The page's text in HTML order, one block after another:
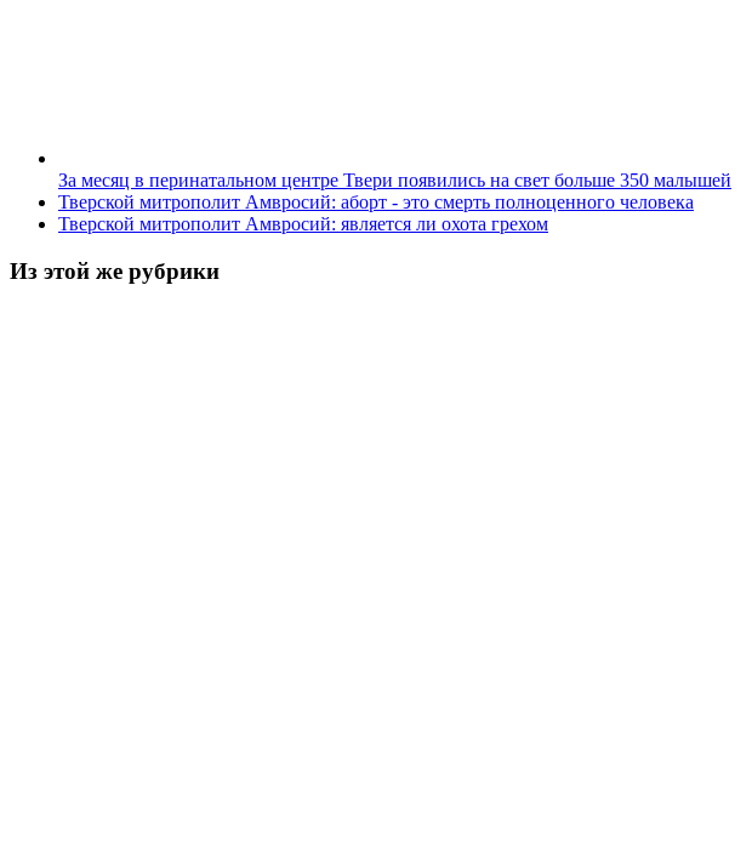
За месяц в перинатальном центре Твери появились на свет больше 350 малышей
Тверской митрополит Амвросий: аборт - это смерть полноценного человека
Тверской митрополит Амвросий: является ли охота грехом
Из этой же рубрики